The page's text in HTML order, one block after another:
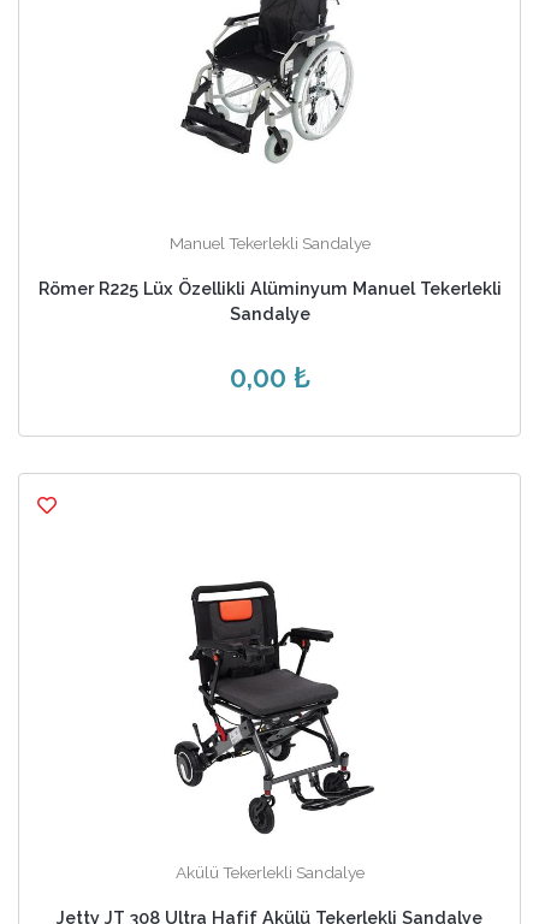
Manuel Tekerlekli Sandalye
Römer R225 Lüx Özellikli Alüminyum Manuel Tekerlekli
Sandalye
0,00 ₺
Akülü Tekerlekli Sandalye
Jetty JT 308 Ultra Hafif Akülü Tekerlekli Sandalye